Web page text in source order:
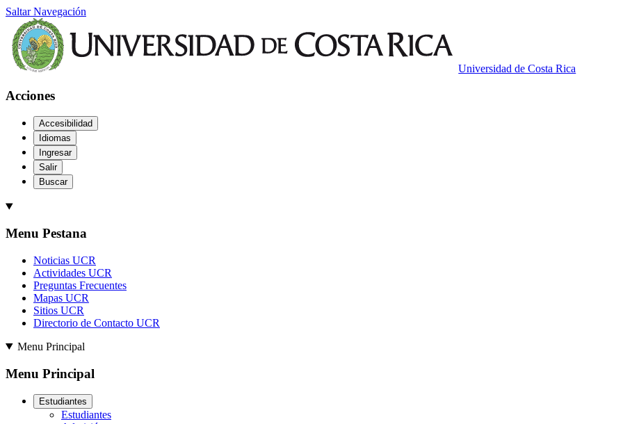
Saltar Navegación
Universidad de Costa Rica
Acciones
Accesibilidad
Idiomas
Ingresar
Salir
Buscar
Menu Pestana
Noticias UCR
Actividades UCR
Preguntas Frecuentes
Mapas UCR
Sitios UCR
Directorio de Contacto UCR
Menu Principal
Menu Principal
Estudiantes
Estudiantes